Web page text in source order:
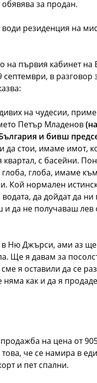
обявява за продан.
резиденция на
на първия кабинет на
в разговор
на чудесии,
Петър Младенов
и бивш
да стои, имаме имот,
с басейни.
глоба, глоба, имаме
Кой нормален
да дойдат да
и да не получаваш
Ню Джърси, ами аз
Ще я давам за
я оставили да се
как и да я
на цена от
че се намира в
и пет спални.